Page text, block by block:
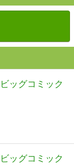
ッグコミック
ッグコミック